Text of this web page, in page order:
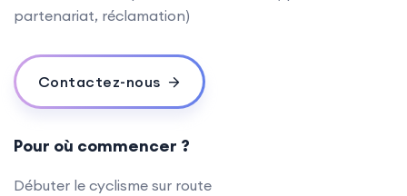
partenariat, réclamation)
Contactez-nous
Pour où commencer ?
Débuter le cyclisme sur route